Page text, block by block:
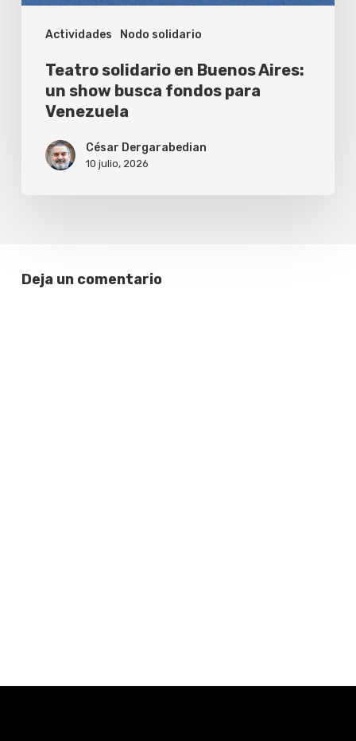
Actividades Nodo solidario
fondos
para
Venezuela
Teatro solidario en Buenos Aires:
un show busca fondos para
Venezuela
César Dergarabedian
10 julio, 2026
Deja un comentario